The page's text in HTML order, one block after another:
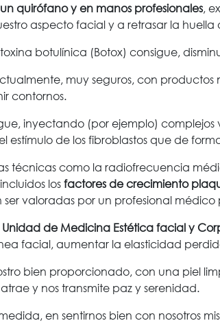
quirófano y en manos profesionales,
aspecto facial y a retrasar la
botulínica (Botox) consigue,
muy seguros, con
contornos.
inyectando (por ejemplo)
de los fibroblastos que de
técnicas como la radiofrecuencia
losfactores de crecimiento
valoradas por un profesional médico
Unidad de Medicina Estética facial y
facial, aumentar la elasticidad
bien proporcionado, con una piel
y nos transmite paz y serenidad.
en sentirnos bien con nosotros